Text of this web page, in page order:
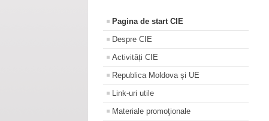
Pagina de start CIE
Despre CIE
Activități CIE
Republica Moldova și UE
Link-uri utile
Materiale promoţionale